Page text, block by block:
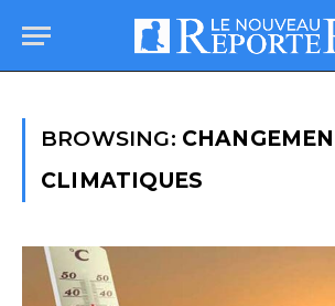
BROWSING:
CLIMATIQUES